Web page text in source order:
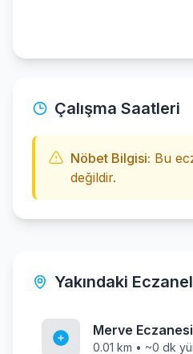
Çalışma Saatleri
Nöbet Bilgisi: Bu
değildir.
Yakındaki
Merve Eczanesi
0.01 km • ~0 dk